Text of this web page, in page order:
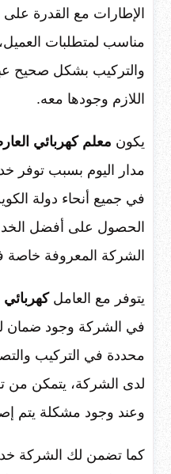
الإطارات مع القدرة
مناسب لمتطلبات
والتركيب بشكل صحيح عبر
اللازم وجودها معه.
يكون معلم كهربائي
في جميع أنحاء دولة
الحصول على أفضل
الشركة المعروفة خاصة
يتوفر مع العاملكهربائي
في الشركة وجود ضمان
محددة في التركيب
لدى الشركة، يتمكن من
وعند وجود مشكلة يتم
كما تضمن لك الشركة